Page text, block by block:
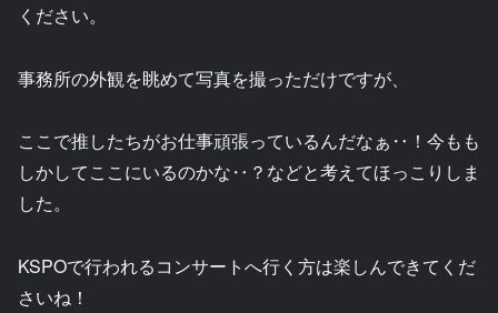
ください。
事務所の外観を眺めて写真を撮っただけですが、
ここで推したちがお仕事頑張っているんだなぁ‥！今もも
しかしてここにいるのかな‥？などと考えてほっこりしま
した。
KSPOで行われるコンサートへ行く方は楽しんできてくだ
さいね！